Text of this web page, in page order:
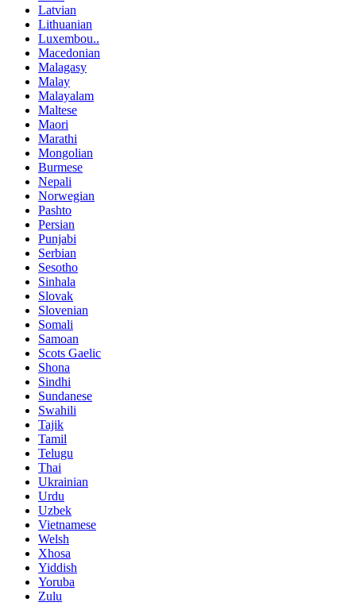
Latvian
Lithuanian
Luxembou..
Macedonian
Malagasy
Malay
Malayalam
Maltese
Maori
Marathi
Mongolian
Burmese
Nepali
Norwegian
Pashto
Persian
Punjabi
Serbian
Sesotho
Sinhala
Slovak
Slovenian
Somali
Samoan
Scots Gaelic
Shona
Sindhi
Sundanese
Swahili
Tajik
Tamil
Telugu
Thai
Ukrainian
Urdu
Uzbek
Vietnamese
Welsh
Xhosa
Yiddish
Yoruba
Zulu